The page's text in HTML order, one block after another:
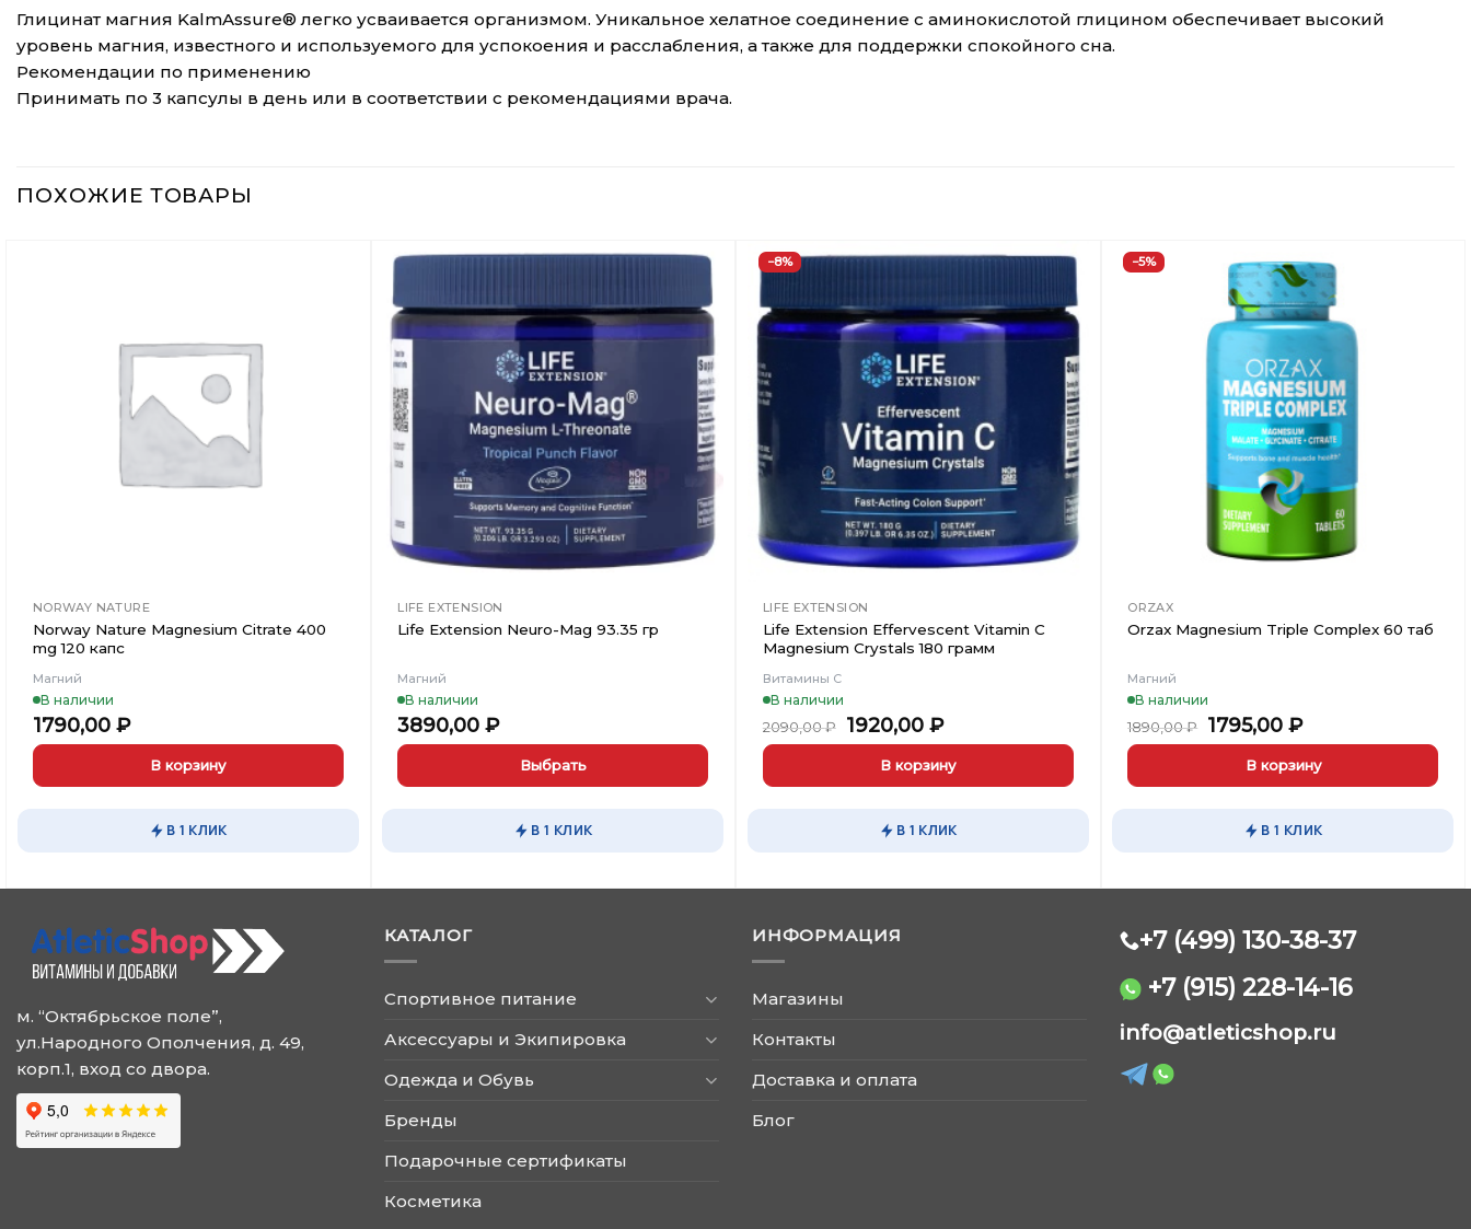
Глицинат магния KalmAssure® легко усваивается организмом. Уникальное хелатное соединение с аминокислотой глицином обеспечивает высокий
уровень магния, известного и используемого для успокоения и расслабления, а также для поддержки спокойного сна.
Рекомендации по применению
Принимать по 3 капсулы в день или в соответствии с рекомендациями врача.
ПОХОЖИЕ ТОВАРЫ
NORWAY NATURE
Norway Nature Magnesium Citrate 400
mg 120 капc
Магний
В наличии
1790,00 ₽
В корзину
В 1 КЛИК
Добавить
в
LIFE EXTENSION
Life Extension Neuro-Mag 93.35 гр
Магний
В наличии
3890,00₽
Выбрать
вариаций.
можно
выбрать
странице
В 1 КЛИК
−8%
Добавить
в
Вишлист
LIFE EXTENSION
Life Extension Effervescent Vitamin C
Magnesium Crystals 180 грамм
Витамины С
В наличии
2090,00₽
Первоначальная
цена
составляла
2090,00 ₽.
1920,00 ₽Текущая
цена:
1920,00 ₽.
В корзину
В 1 КЛИК
−5%
ORZAX
Orzax Magnesium Triple Complex 60 таб
Магний
В наличии
1890,00₽
Первоначальная
цена
составляла
1890,00 ₽.
1795,00₽Текущая
цена:
1795,00 ₽.
В корзину
В 1 КЛИК
м. “Октябрьское поле”,
ул.Народного Ополчения, д. 49,
корп.1, вход со двора.
КАТАЛОГ
Спортивное питание
Аксессуары и Экипировка
Одежда и Обувь
Бренды
Подарочные сертификаты
Косметика
ИНФОРМАЦИЯ
Магазины
Контакты
Доставка и оплата
Блог
+7 (499) 130-38-37
+7 (915) 228-14-16
info@atleticshop.ru
Обычно отвечаем быстро